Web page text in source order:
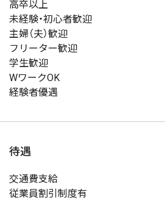
高卒以上
未経験・初心者歓迎
主婦（夫）歓迎
フリーター歓迎
学生歓迎
WワークOK
経験者優遇
待遇
交通費支給
従業員割引制度有